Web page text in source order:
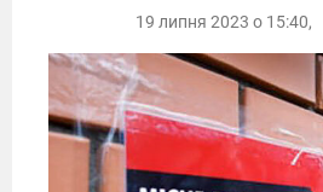
19 липня 2023 о 15:40,